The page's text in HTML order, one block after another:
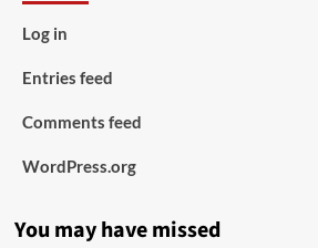
Log in
Entries feed
Comments feed
WordPress.org
You may have missed